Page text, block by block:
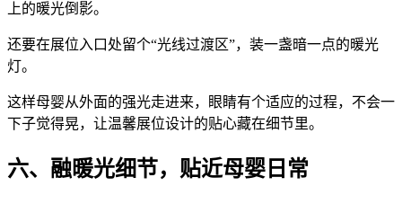
上的暖光倒影。
还要在展位入口处留个“光线过渡区”，装一盏暗一点的暖光
灯。
这样母婴从外面的强光走进来，眼睛有个适应的过程，不会一
下子觉得晃，让温馨展位设计的贴心藏在细节里。
六、融暖光细节，贴近母婴日常